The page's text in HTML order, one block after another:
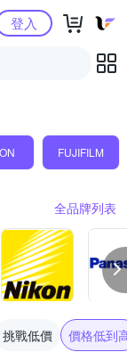
心
登入
FUJIFILM
全品牌列表
挑戰低價 價格低到